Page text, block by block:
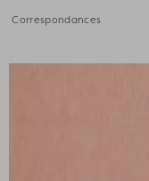
Correspondances